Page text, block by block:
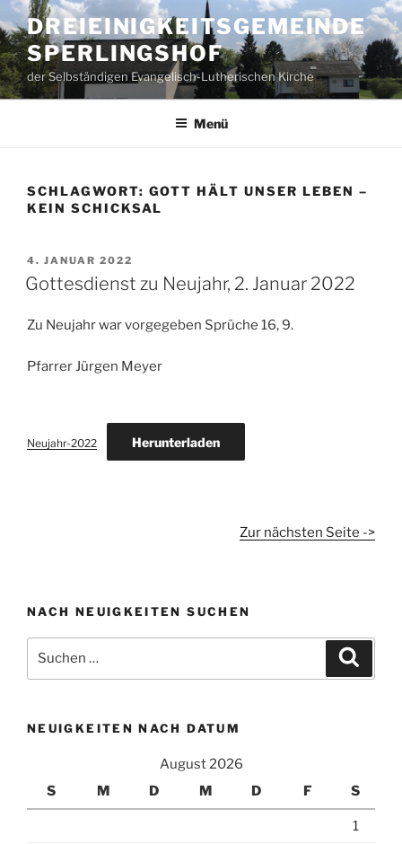
Zum
Inhalt
springen
DREIEINIGKEITSGEMEINDE
SPERLINGSHOF
der Selbständigen Evangelisch-Lutherischen Kirche
Menü
SCHLAGWORT: GOTT HÄLT UNSER LEBEN –
KEIN SCHICKSAL
VERÖFFENTLICHT
AM
4. JANUAR 2022
Gottesdienst zu Neujahr, 2. Januar 2022
Zu Neujahr war vorgegeben Sprüche 16, 9.
Pfarrer Jürgen Meyer
Neujahr-2022 Herunterladen
Zur nächsten Seite ->
NACH NEUIGKEITEN SUCHEN
nach:
NEUIGKEITEN NACH DATUM
August 2026
S
M D M D F S
1